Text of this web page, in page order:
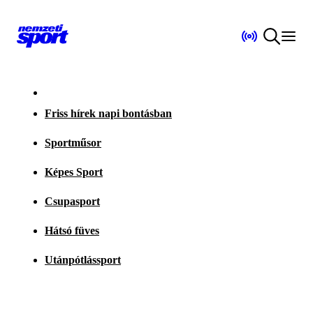
Friss hírek napi bontásban
Sportműsor
Képes Sport
Csupasport
Hátsó füves
Utánpótlássport